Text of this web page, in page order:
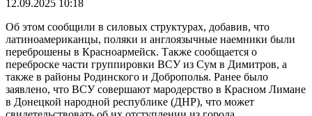
12.09.2025 10:18
Об этом сообщили в силовых структурах, добавив, что
латиноамериканцы, поляки и англоязычные наемники были
переброшены в Красноармейск. Также сообщается о
переброске части группировки ВСУ из Сум в Димитров, а
также в районы Родинского и Доброполья. Ранее было
заявлено, что ВСУ совершают мародерство в Красном Лимане
в Донецкой народной республике (ДНР), что может